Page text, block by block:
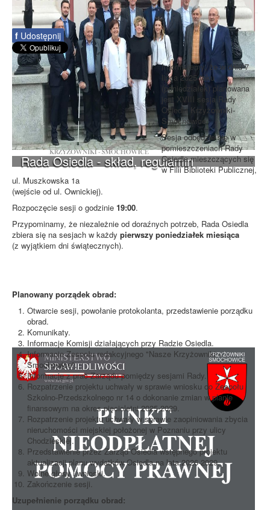
Rada Seniorów
Rada Osiedla - skład, regulamin
f Udostępnij
Informujemy, że w dniu 7
lipca 2025 roku
(poniedziałek) planowana
jest XVIII sesja Rady
Osiedla Krzyżowniki-
Smochowice.
Sesja odbędzie się w
pomieszczeniach Rady
Osiedla mieszczących się
w Filii Biblioteki Publicznej,
ul. Muszkowska 1a
(wejście od ul. Ownickiej).
Rozpoczęcie sesji o godzinie 19:00.
Przypominamy, że niezależnie od doraźnych potrzeb, Rada Osiedla
zbiera się na sesjach w każdy pierwszy poniedziałek miesiąca
(z wyjątkiem dni świątecznych).
Planowany porządek obrad:
Otwarcie sesji, powołanie protokolanta, przedstawienie porządku
obrad.
Komunikaty.
Informacje Komisji działających przy Radzie Osiedla.
Informacje Zespołu redakcyjnego "Nasze Krzyżowniki -
Smochowice".
Informacje z prac Zarządu pomiędzy sesjami Rady.
Rozpatrzenie projektu uchwały w sprawie wniosku do Zespołu
Szkolno-Przedszkolnego nr 14 o dokonanie zmian w planie
finansowym na okres pięcioletni 2025-2029.
Rozpatrzenie projektu uchwały w sprawie zaopiniowania zbycia
nieruchomości miejskiej położonej w Poznaniu przy ulicy
Chodzieskiej.
Przedstawienie przez Zarząd Osiedla wstępnego projektu
aktualizacji planu wydatków Osiedla na lata 2026-2029.
Wolne głosy i wnioski.
Zakończenie sesji.
Uzupełnienie porządku obrad: